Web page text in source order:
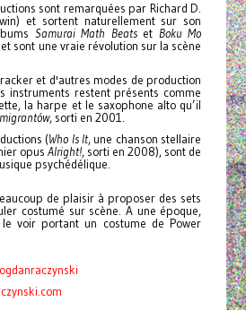
sont remarquées par Richard D.
et sortent naturellement sur son
Samurai Math Beatset Boku Mo
sont une vraie révolution sur la scène
et d'autres modes de production
instruments restent présents comme
la harpe et le saxophone alto qu’il
, sorti en 2001.
(Who Is It, une chanson stellaire
opusAlright!, sorti en 2008), sont de
psychédélique.
de plaisir à proposer des sets
costumé sur scène. A une époque,
le voir portant un costume de Power